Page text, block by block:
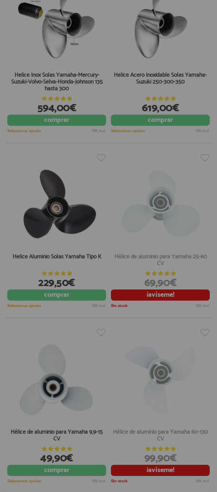
Helice Inox Solas Yamaha-Mercury-
Suzuki-Volvo-Selva-Honda-Johnson 135
hasta 300
594,00€
comprar
Seleccionar opción IVA incl.
Helice Acero Inoxidable Solas Yamaha-
Suzuki 250-300-350
619,00€
comprar
Seleccionar opción IVA incl.
Helice Aluminio Solas Yamaha Tipo K
229,50€
comprar
Seleccionar opción IVA incl.
Hélice de aluminio para Yamaha 25-60
CV
69,90€
¡avíseme!
Sin stock IVA incl.
Hélice de aluminio para Yamaha 9,9-15
CV
49,90€
comprar
Seleccionar opción IVA incl.
Hélice de aluminio para Yamaha 60-130
CV
99,90€
¡avíseme!
Sin stock IVA incl.